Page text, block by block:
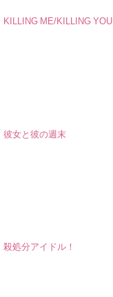
KILLING ME/KILLING YOU
彼女と彼の週末
殺処分アイドル！